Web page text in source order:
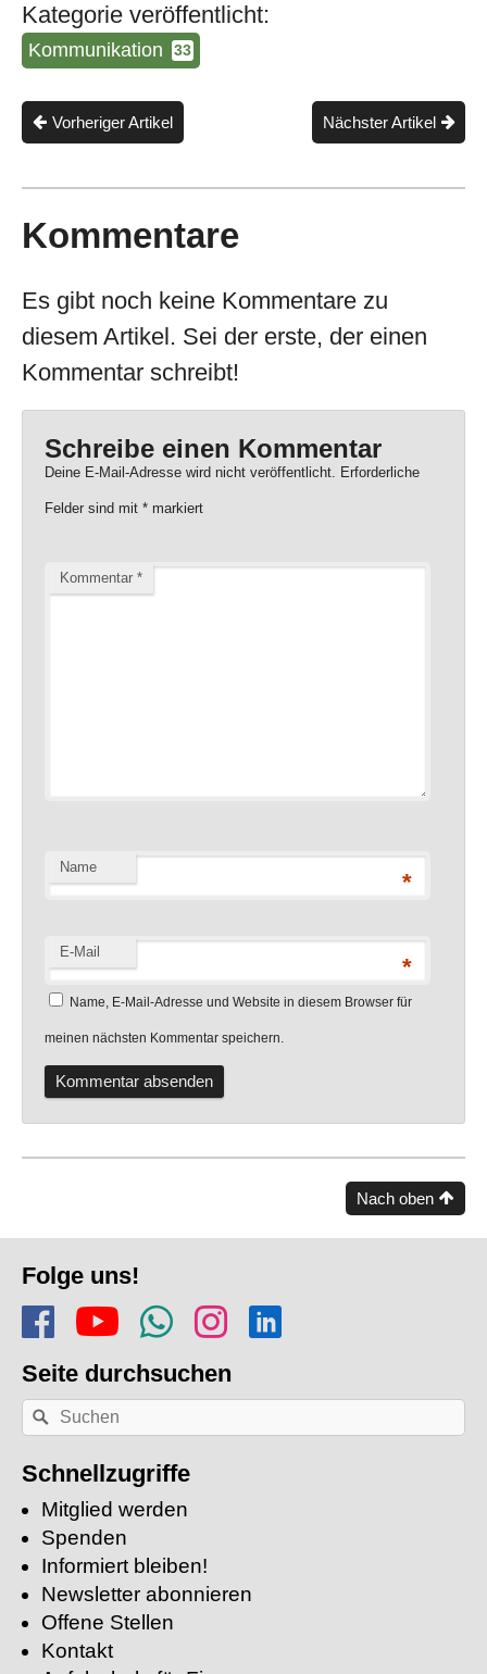
Kategorie veröffentlicht:
Kommunikation 33
Nächster Artikel
Vorheriger Artikel
Kommentare
Es gibt noch keine Kommentare zu
diesem Artikel. Sei der erste, der einen
Kommentar schreibt!
Schreibe einen Kommentar
Deine E-Mail-Adresse wird nicht veröffentlicht. Erforderliche
Felder sind mit * markiert
Kommentar *
Name
*
E-Mail
*
Name, E-Mail-Adresse und Website in diesem Browser für
meinen nächsten Kommentar speichern.
Nach oben
Folge uns!
Folge uns auf Facebook
Finde uns auf YouTube
Folge dem Kanal
Folge uns auf
Seite durchsuchen
Nach
einem
suchen:
Suchen
Schnellzugriffe
Mitglied werden
Spenden
Informiert bleiben!
Newsletter abonnieren
Offene Stellen
Kontakt